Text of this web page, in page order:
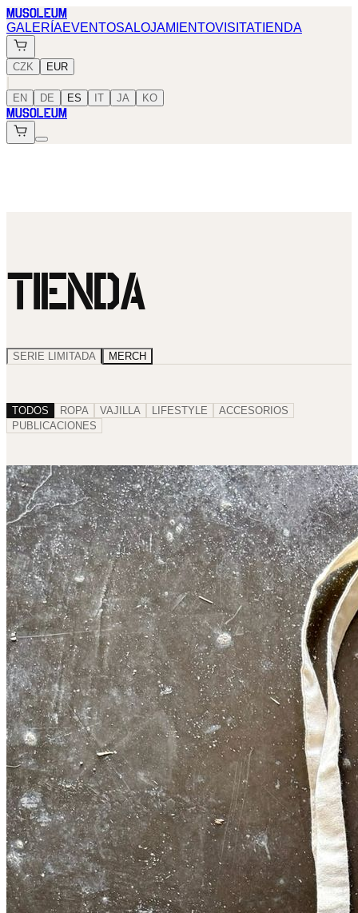
MUSOLEUM
GALERÍAEVENTOSALOJAMIENTOVISITATIENDA
CZK EUR
EN DE ES IT JA KO
MUSOLEUM
TIENDA
SERIE LIMITADA MERCH
TODOS ROPA VAJILLA LIFESTYLE
ACCESORIOS
PUBLICACIONES